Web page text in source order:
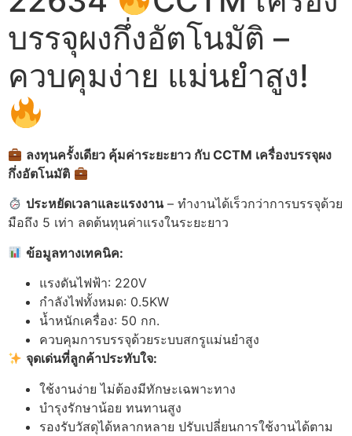
บรรจุผงกึ่งอัตโนมัติ –
ควบคุมง่าย แม่นยำสูง!
ลงทุนครั้งเดียว คุ้มค่าระยะยาว กับ CCTM เครื่องบรรจุผง
กึ่งอัตโนมัติ
ประหยัดเวลาและแรงงาน– ทำงานได้เร็วกว่าการบรรจุด้วย
มือถึง 5 เท่า ลดต้นทุนค่าแรงในระยะยาว
ข้อมูลทางเทคนิค:
แรงดันไฟฟ้า: 220V
กำลังไฟทั้งหมด: 0.5KW
น้ำหนักเครื่อง: 50 กก.
ควบคุมการบรรจุด้วยระบบสกรูแม่นยำสูง
จุดเด่นที่ลูกค้าประทับใจ:
ใช้งานง่าย ไม่ต้องมีทักษะเฉพาะทาง
บำรุงรักษาน้อย ทนทานสูง
รองรับวัสดุได้หลากหลาย ปรับเปลี่ยนการใช้งานได้ตาม